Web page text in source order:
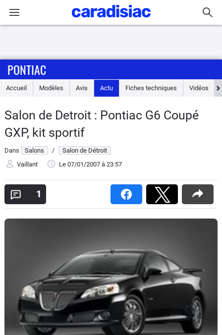
Accueil
Essais
Guide
d'achat
Electriques
Utilitaires
Forum
Moto
PONTIAC
Accueil Modèles Avis Actu Fiches techniques Vidéos
Salon de Detroit : Pontiac G6 Coupé
GXP, kit sportif
Dans Salons /
Salon de Détroit
Vaillant
Le 07/01/2007 à 23:57
1